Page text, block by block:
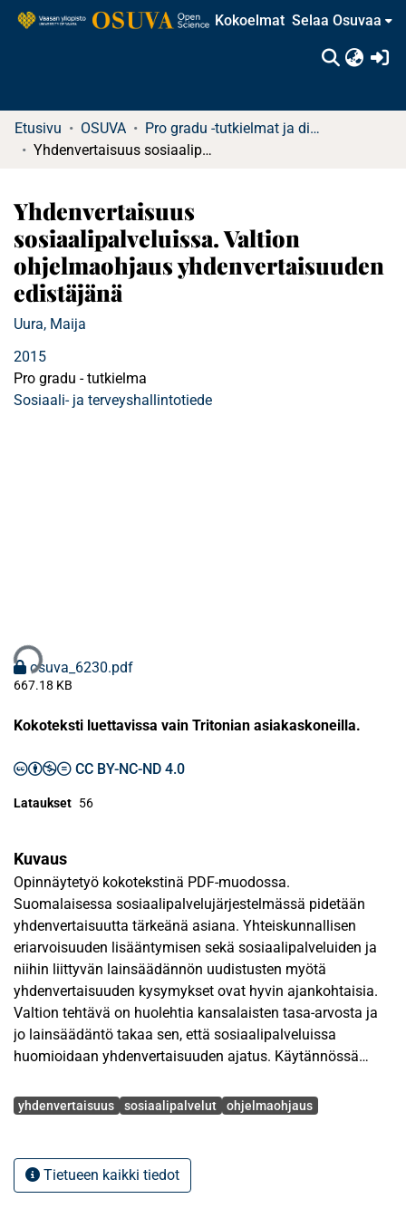
Kokoelmat Selaa Osuvaa
Etusivu OSUVA
Pro gradu -tutkielmat ja diplomityöt (rajattu saatavuus)
Yhdenvertaisuus sosiaalipalveluissa. Valtion ohjelmaohjaus yhdenvertaisuuden edistäjänä
Yhdenvertaisuus
sosiaalipalveluissa. Valtion
ohjelmaohjaus yhdenvertaisuuden
edistäjänä
Uura, Maija
2015
Pro gradu - tutkielma
Sosiaali- ja terveyshallintotiede
osuva_6230.pdf
667.18 KB
Kokoteksti luettavissa vain Tritonian asiakaskoneilla.
CC BY-NC-ND 4.0
Lataukset 56
Kuvaus
Opinnäytetyö kokotekstinä PDF-muodossa.
Suomalaisessa sosiaalipalvelujärjestelmässä pidetään
yhdenvertaisuutta tärkeänä asiana. Yhteiskunnallisen
eriarvoisuuden lisääntymisen sekä sosiaalipalveluiden ja
niihin liittyvän lainsäädännön uudistusten myötä
yhdenvertaisuuden kysymykset ovat hyvin ajankohtaisia.
Valtion tehtävä on huolehtia kansalaisten tasa-arvosta ja
jo lainsäädäntö takaa sen, että sosiaalipalveluissa
huomioidaan yhdenvertaisuuden ajatus. Käytännössä
kuntien kesken.
yhdenvertaisuus on sosiaalipalveluissa ja miten valtion
ohjelmaohjaus vaikuttaa kuntien sosiaalipalveluiden
Avainsanat
yhdenvertaisuus sosiaalipalvelut ohjelmaohjaus
Tietueen kaikki tiedot